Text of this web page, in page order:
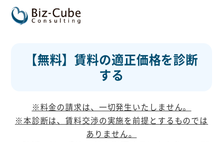
【無料】賃料の適正価格を診断
する
※料金の請求は、一切発生いたしません。​
※本診断は、賃料交渉の実施を前提とするものでは
ありません。​